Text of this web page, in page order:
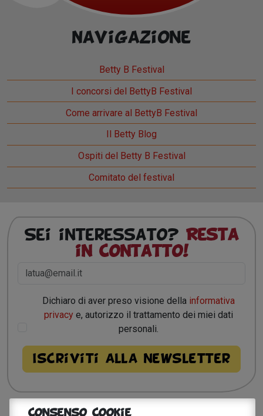
Navigazione
Betty B Festival
I concorsi del BettyB Festival
Come arrivare al BettyB Festival
Il Betty Blog
Ospiti del Betty B Festival
Comitato del festival
Sei interessato? Resta
in contatto!
Dichiaro di aver preso visione della informativa
privacy e, autorizzo il trattamento dei miei dati
personali.
Consenso Cookie